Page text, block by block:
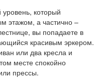
который
этажом, а частично –
вы попадаете в
красивым эркером.
или два кресла и
месте спокойно
прессы.